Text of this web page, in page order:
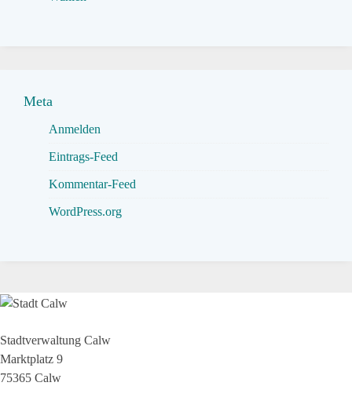
Meta
Anmelden
Eintrags-Feed
Kommentar-Feed
WordPress.org
Stadtverwaltung Calw
Marktplatz 9
75365 Calw